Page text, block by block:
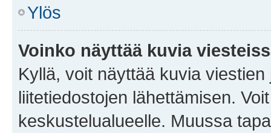
Ylös
Voinko näyttää kuvia
Kyllä, voit näyttää kuvia
liitetiedostojen lähettämisen.
keskustelualueelle. Muussa